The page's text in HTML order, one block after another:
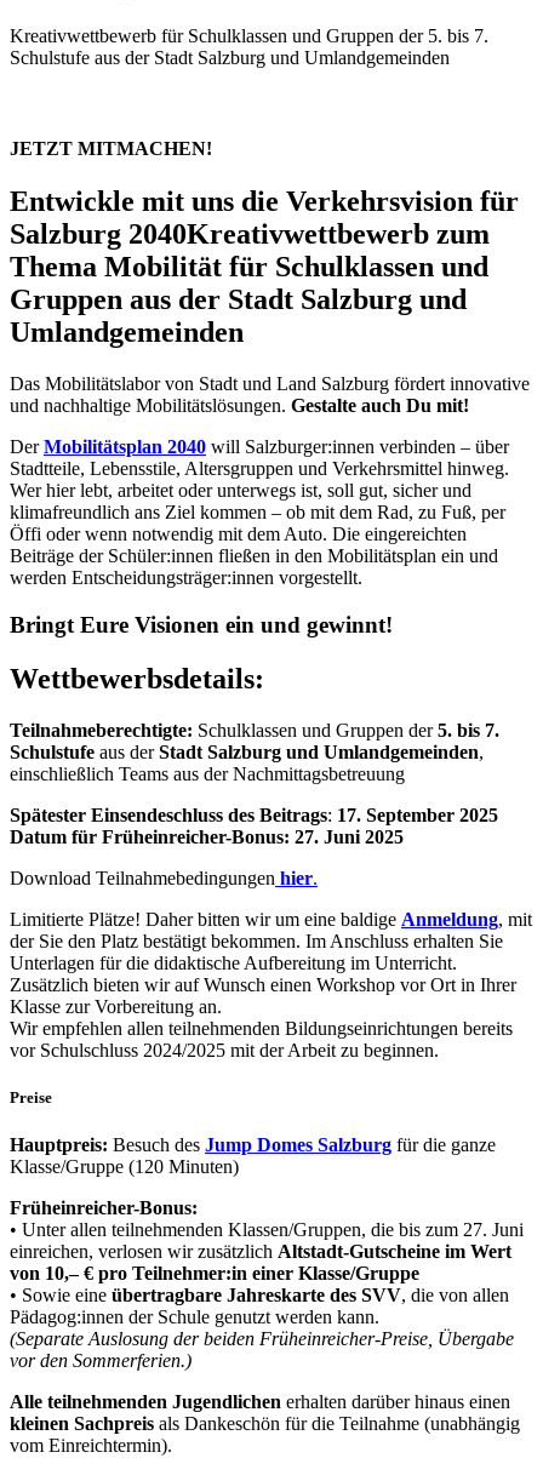
Kreativwettbewerb für Schulklassen und Gruppen der 5. bis 7.
Schulstufe aus der Stadt Salzburg und Umlandgemeinden
JETZT MITMACHEN!
Entwickle mit uns die Verkehrsvision für
Salzburg 2040Kreativwettbewerb zum
Thema Mobilität für Schulklassen und
Gruppen aus der Stadt Salzburg und
Umlandgemeinden
Das Mobilitätslabor von Stadt und Land Salzburg fördert innovative
und nachhaltige Mobilitätslösungen. Gestalte auch Du mit!
DerMobilitätsplan 2040 will Salzburger:innen verbinden – über
Stadtteile, Lebensstile, Altersgruppen und Verkehrsmittel hinweg.
Wer hier lebt, arbeitet oder unterwegs ist, soll gut, sicher und
klimafreundlich ans Ziel kommen – ob mit dem Rad, zu Fuß, per
Öffi oder wenn notwendig mit dem Auto. Die eingereichten
Beiträge der Schüler:innen fließen in den Mobilitätsplan ein und
werden Entscheidungsträger:innen vorgestellt.
Bringt Eure Visionen ein und gewinnt!
Wettbewerbsdetails:
Teilnahmeberechtigte: Schulklassen und Gruppen der5. bis 7.
Schulstufe aus derStadt Salzburg und Umlandgemeinden,
einschließlich Teams aus der Nachmittagsbetreuung
Spätester Einsendeschluss des Beitrags: 17. September 2025
Datum für Früheinreicher-Bonus: 27. Juni 2025
Download Teilnahmebedingungen hier.
Limitierte Plätze! Daher bitten wir um eine baldige Anmeldung, mit
der Sie den Platz bestätigt bekommen. Im Anschluss erhalten Sie
Unterlagen für die didaktische Aufbereitung im Unterricht.
Zusätzlich bieten wir auf Wunsch einen Workshop vor Ort in Ihrer
Klasse zur Vorbereitung an.
Wir empfehlen allen teilnehmenden Bildungseinrichtungen bereits
vor Schulschluss 2024/2025 mit der Arbeit zu beginnen.
Preise
Hauptpreis: Besuch des Jump Domes Salzburg für die ganze
Klasse/Gruppe (120 Minuten)
Früheinreicher-Bonus:
• Unter allen teilnehmenden Klassen/Gruppen, die bis zum 27. Juni
einreichen, verlosen wir zusätzlich Altstadt-Gutscheine im Wert
von 10,– € pro Teilnehmer:in einer Klasse/Gruppe
• Sowie eine übertragbare Jahreskarte des SVV, die von allen
Pädagog:innen der Schule genutzt werden kann.
(Separate Auslosung der beiden Früheinreicher-Preise, Übergabe
vor den Sommerferien.)
Alle teilnehmenden Jugendlichen erhalten darüber hinaus einen
kleinen Sachpreis als Dankeschön für die Teilnahme (unabhängig
vom Einreichtermin).